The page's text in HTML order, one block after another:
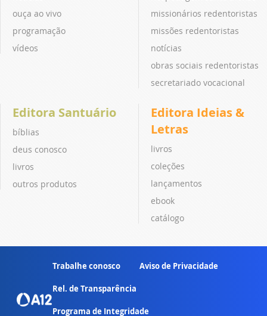
ouça ao vivo
programação
vídeos
missionários redentoristas
missões redentoristas
notícias
obras sociais redentoristas
secretariado vocacional
Editora Santuário
bíblias
deus conosco
livros
outros produtos
Editora Ideias &
Letras
livros
coleções
lançamentos
ebook
catálogo
Trabalhe conosco Aviso de Privacidade
Rel. de Transparência
Programa de Integridade